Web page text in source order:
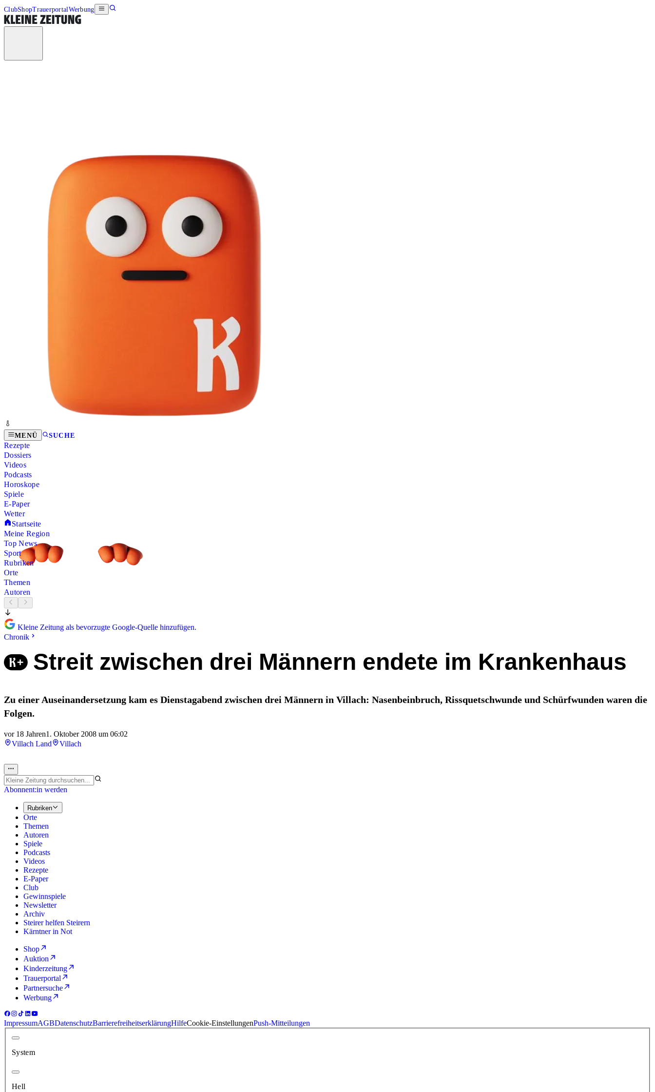
ClubShopTrauerportalWerbung
MENÜ SUCHE
Rezepte
Dossiers
Videos
Podcasts
Horoskope
Spiele
E-Paper
Wetter
Startseite
Meine Region
Top News
Sport
Rubriken
Orte
Themen
Autoren
Kleine Zeitung als bevorzugte Google-Quelle hinzufügen.
Chronik
Streit zwischen drei Männern endete im Krankenhaus
Zu einer Auseinandersetzung kam es Dienstagabend zwischen drei Männern in Villach: Nasenbeinbruch, Rissquetschwunde und Schürfwunden waren die
Folgen.
vor 18 Jahren1. Oktober 2008 um 06:02
Villach Land
Villach
Abonnent:in werden
Rubriken
Orte
Themen
Autoren
Spiele
Podcasts
Videos
Rezepte
E-Paper
Club
Gewinnspiele
Newsletter
Archiv
Steirer helfen Steirern
Kärntner in Not
Shop
Auktion
Kinderzeitung
Trauerportal
Partnersuche
Werbung
ImpressumAGBDatenschutzBarrierefreiheitserklärungHilfeCookie-EinstellungenPush-Mitteilungen
System
Hell